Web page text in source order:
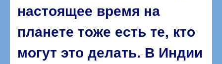
настоящее время на
планете тоже есть те, кто
могут это делать. В Индии